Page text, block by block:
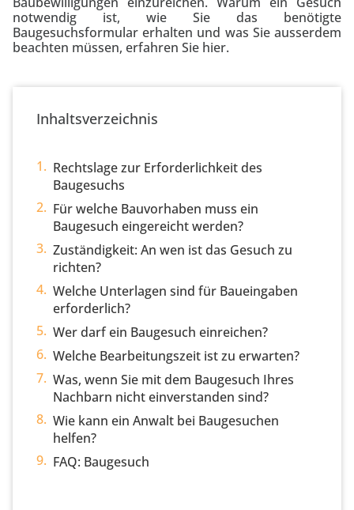
notwendig ist, wie Sie das benötigte
Baugesuchsformular erhalten und was Sie ausserdem
beachten müssen, erfahren Sie hier.
Inhaltsverzeichnis
Rechtslage zur Erforderlichkeit des
Baugesuchs
Für welche Bauvorhaben muss ein
Baugesuch eingereicht werden?
Zuständigkeit: An wen ist das Gesuch zu
richten?
Welche Unterlagen sind für Baueingaben
erforderlich?
Wer darf ein Baugesuch einreichen?
Welche Bearbeitungszeit ist zu erwarten?
Was, wenn Sie mit dem Baugesuch Ihres
Nachbarn nicht einverstanden sind?
Wie kann ein Anwalt bei Baugesuchen
helfen?
FAQ: Baugesuch